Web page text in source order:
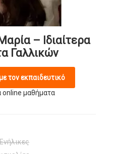
– Ιδιαίτερα
Γαλλικών
τον εκπαιδευτικό
online μαθήματα
Ενήλικες